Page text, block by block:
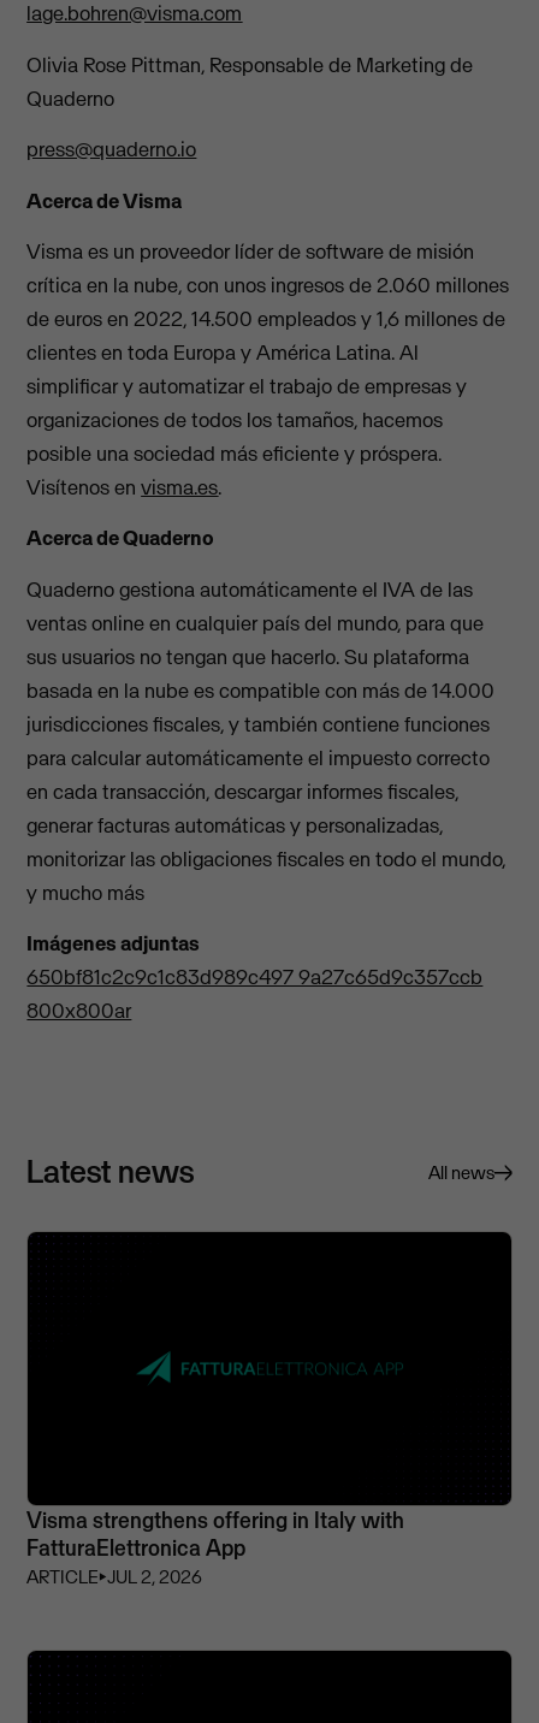
lage.bohren@visma.com
Olivia Rose Pittman, Responsable de Marketing de
Quaderno
press@quaderno.io
Acerca de Visma
Visma es un proveedor líder de software de misión
crítica en la nube, con unos ingresos de 2.060 millones
de euros en 2022, 14.500 empleados y 1,6 millones de
clientes en toda Europa y América Latina. Al
simplificar y automatizar el trabajo de empresas y
organizaciones de todos los tamaños, hacemos
posible una sociedad más eficiente y próspera.
Visítenos envisma.es.
Acerca de Quaderno
Quaderno gestiona automáticamente el IVA de las
ventas online en cualquier país del mundo, para que
sus usuarios no tengan que hacerlo. Su plataforma
basada en la nube es compatible con más de 14.000
jurisdicciones fiscales, y también contiene funciones
para calcular automáticamente el impuesto correcto
en cada transacción, descargar informes fiscales,
generar facturas automáticas y personalizadas,
monitorizar las obligaciones fiscales en todo el mundo,
y mucho más
Imágenes adjuntas
650bf81c2c9c1c83d989c497 9a27c65d9c357ccb
800x800ar
Latest news All news
Visma strengthens offering in Italy with
FatturaElettronica App
ARTICLE⏵JUL 2, 2026